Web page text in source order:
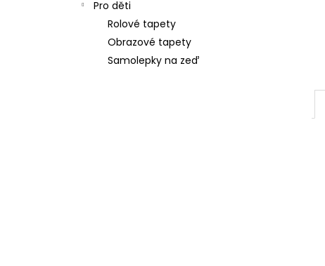
Pro děti
Rolové tapety
Obrazové tapety
Samolepky na zeď